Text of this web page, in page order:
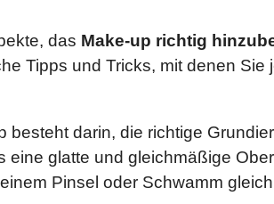
das Make-up richtig
Tipps und Tricks, mit denen
darin, die richtige
glatte und gleichmäßige
Pinsel oder Schwamm